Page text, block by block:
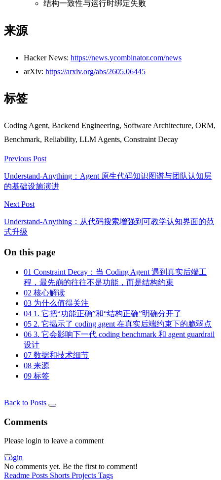
结构一致性与运行时绑定失败
来源
Hacker News: https://news.ycombinator.com/news
arXiv: https://arxiv.org/abs/2605.06445
标签
Coding Agent, Backend Engineering, Software Architecture, ORM,
Benchmark, Reliability, LLM Agents, Constraint Decay
Previous Post
Understand-Anything：Agent 原生代码知识图谱与团队认知层
的基础设施演进
Next Post
Understand-Anything：从代码搜索增强到可教学认知界面的范
式升级
On this page
01 Constraint Decay：当 Coding Agent 遇到真实后端工
程，最先崩的往往不是功能，而是结构约束
02 核心解读
03 为什么值得关注
04 1. 它把“功能正确”和“结构正确”明确分开了
05 2. 它揭示了 coding agent 在真实后端约束下的脆弱点
06 3. 它会影响下一代 coding benchmark 和 agent guardrail
设计
07 数据和技术细节
08 来源
09 标签
Back to Posts
Comments
Please login to leave a comment
Login
No comments yet. Be the first to comment!
Readme Posts Shorts Projects Tags